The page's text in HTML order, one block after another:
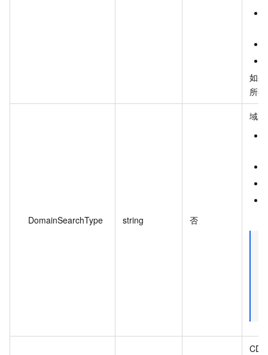
如
所
DomainSearchType string 否
域